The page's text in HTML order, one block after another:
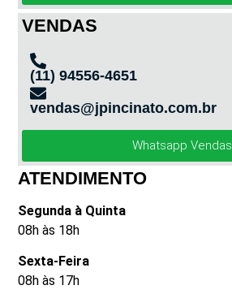
VENDAS
(11) 94556-4651
vendas@jpincinato.com.br
Whatsapp Vendas
ATENDIMENTO
Segunda à Quinta
08h às 18h
Sexta-Feira
08h às 17h